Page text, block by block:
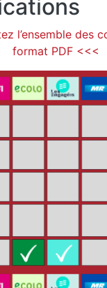
l’ensemble des
format PDF <<<